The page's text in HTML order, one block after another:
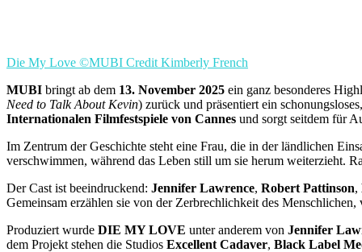
Die My Love ©MUBI Credit Kimberly French
MUBI bringt ab dem 13. November 2025 ein ganz besonderes
Need to Talk About Kevin) zurück und präsentiert ein
Internationalen Filmfestspiele von Cannes und sorgt seitdem für
Im Zentrum der Geschichte steht eine Frau, die in der ländlichen
verschwimmen, während das Leben still um sie herum weiterzieht.
Der Cast ist beeindruckend: Jennifer Lawrence, Robert Pattinson,
Gemeinsam erzählen sie von der Zerbrechlichkeit des
Produziert wurde DIE MY LOVE unter anderem von Jennifer
dem Projekt stehen die Studios Excellent Cadaver, Black Label